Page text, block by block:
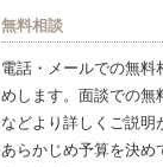
無料相談
電話・メールでの無
めします。面談での無
などより詳しくご説明
あらかじめ予算を決め